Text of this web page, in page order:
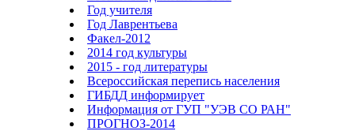
Год учителя
Год Лаврентьева
Факел-2012
2014 год культуры
2015 - год литературы
Всероссийская перепись населения
ГИБДД информирует
Информация от ГУП "УЭВ СО РАН"
ПРОГНОЗ-2014